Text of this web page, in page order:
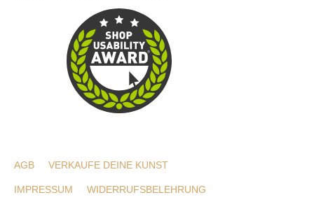
AGB VERKAUFE DEINE KUNST
IMPRESSUM WIDERRUFSBELEHRUNG